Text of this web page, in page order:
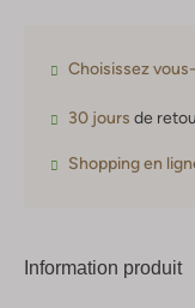
Choisissez
30 jours de
Shopping en
Information produit